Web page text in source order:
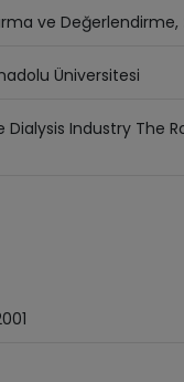
ve Değerlendirme,
Üniversitesi
Industry The